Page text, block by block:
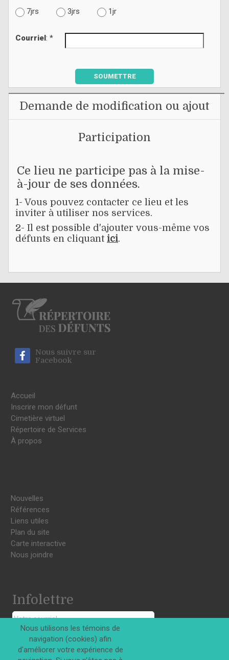
7jrs
3jrs 1jr
Courriel: *
SOUMETTRE
Demande de modification ou ajout
Participation
Ce lieu ne participe pas à la mise-
à-jour de ses données.
1- Vous pouvez contacter ce lieu et les
inviter à utiliser nos services.
2- Il est possible d'ajouter vous-même vos
défunts en cliquant ici.
Nous suivre sur
Facebook
Accueil
Inscrire mon défunt
Cimetière virtuel
Répertoire de Services
À propos
Nouvelles
Références
Liens utiles
Plan du site
Carte interactive
Nous joindre
Infolettre
S'INSCRIRE
Nous utilisons les témoins de
navigation (cookies) afin
d'améliorer votre expérience de